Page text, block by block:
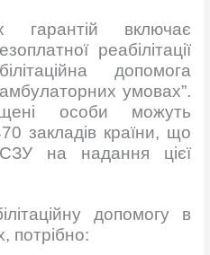
гарантій включає
реабілітації
допомога
умовах”.
особи можуть
закладів країни, що
на надання цієї
допомогу в
потрібно: